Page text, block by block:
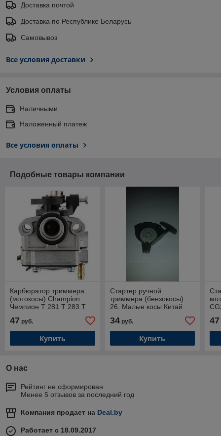
Доставка почтой
Доставка по Республике Беларусь
Самовывоз
Все условия доставки
Условия оплаты
Наличными
Наложенный платеж
Все условия оплаты
Подобные товары компании
Карбюратор триммера
(мотокосы) Champion
Чемпион T 281 T 283 T
47 руб.
Купить
Стартер ручной
триммера (бензокосы)
26. Малые косы Китай
34руб.
Купить
47
О нас
Рейтинг не сформирован
Менее 5 отзывов за последний год
Компания продает на Deal.by
Работает с 18.09.2017